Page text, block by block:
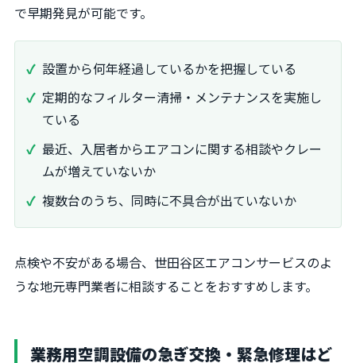
で早期発見が可能です。
設置から何年経過しているかを把握している
定期的なフィルター清掃・メンテナンスを実施し
ている
最近、入居者からエアコンに関する相談やクレー
ムが増えていないか
複数台のうち、同時に不具合が出ていないか
点検や不安がある場合、世田谷区エアコンサービスのよ
うな地元専門業者に相談することをおすすめします。
業務用空調設備の急ぎ交換・緊急修理はど